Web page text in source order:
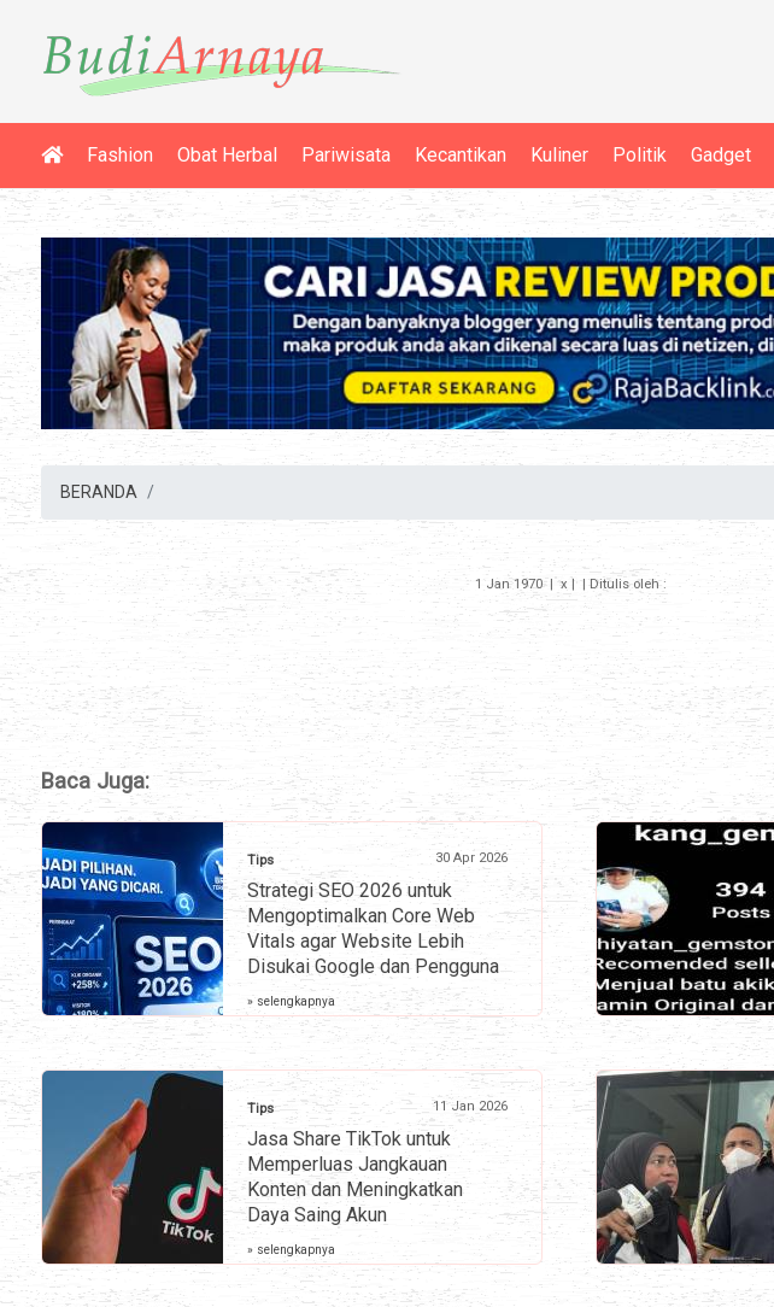
Fashion Obat Herbal Pariwisata Kecantikan Kuliner Politik Gadget
BERANDA
1 Jan 1970| x | | Ditulis oleh :
Baca Juga:
Tips 30 Apr 2026
Strategi SEO 2026 untuk
Mengoptimalkan Core Web
Vitals agar Website Lebih
Disukai Google dan Pengguna
» selengkapnya
Tips 11 Jan 2026
Jasa Share TikTok untuk
Memperluas Jangkauan
Konten dan Meningkatkan
Daya Saing Akun
» selengkapnya